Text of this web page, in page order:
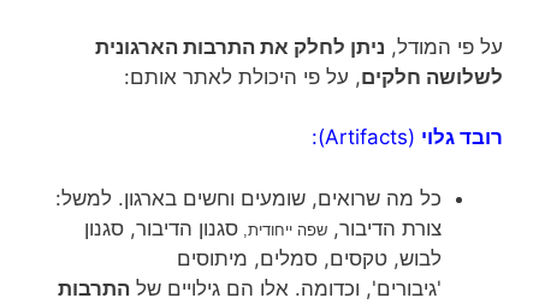
על פי המודל, ניתן לחלק את התרבות הארגונית
לשלושה חלקים, על פי היכולת לאתר אותם:
רובד גלוי (Artifacts):
כל מה שרואים, שומעים וחשים בארגון. למשל:
צורת הדיבור, שפה ייחודית, סגנון הדיבור, סגנון
לבוש, טקסים, סמלים, מיתוסים
'גיבורים', וכדומה. אלו הם גילויים של התרבות